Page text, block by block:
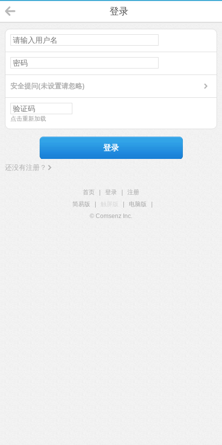
登录
安全提问(未设置请忽略)
点击重新加载
登录
还没有注册？
首页 登录
注册
简易版
触屏版 电脑版
© Comsenz Inc.